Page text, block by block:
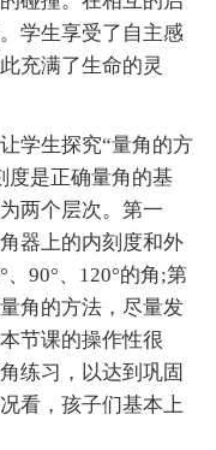
学生享受了自主感
充满了生命的灵
学生探究“量角的方
度是正确量角的基
两个层次。第一
器上的内刻度和外
90°、120°的角;第
角的方法，尽量发
节课的操作性很
练习，以达到巩固
看，孩子们基本上